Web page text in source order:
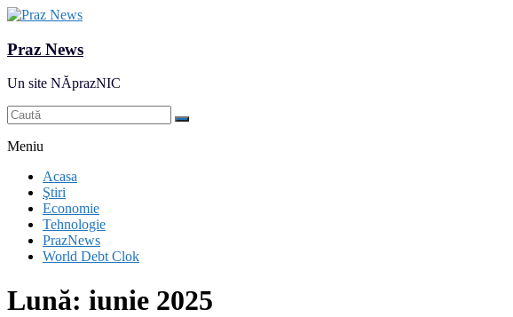
Praz News
Un site NĂprazNIC
Meniu
Acasa
Ştiri
Economie
Tehnologie
PrazNews
World Debt Clok
Lună: iunie 2025